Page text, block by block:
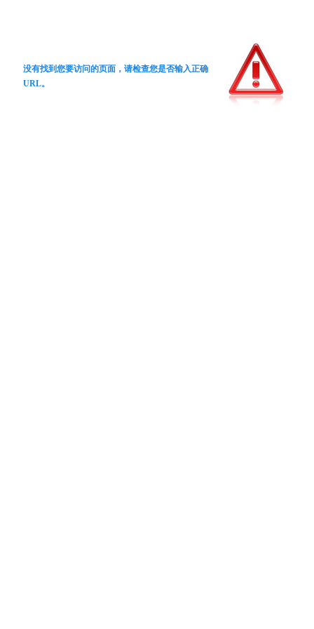
没有找到您要访问的页面，请检查您是否输入正确
URL。